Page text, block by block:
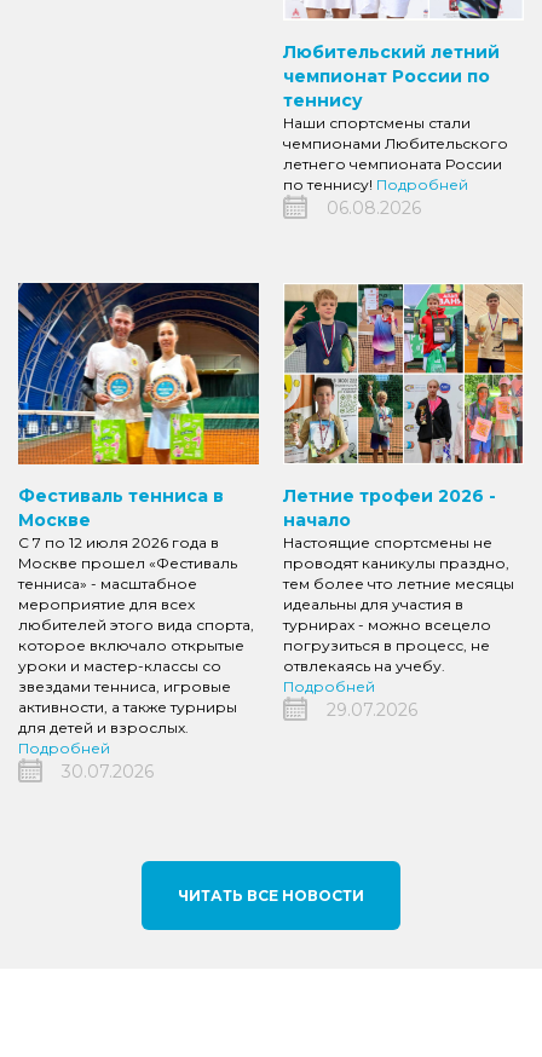
Любительский летний
чемпионат России по
теннису
Наши спортсмены стали
чемпионами Любительского
летнего чемпионата России
по теннису! Подробней
06.08.2026
Фестиваль тенниса в
Москве
С 7 по 12 июля 2026 года в
Москве прошел «Фестиваль
тенниса» - масштабное
мероприятие для всех
любителей этого вида спорта,
которое включало открытые
уроки и мастер-классы со
звездами тенниса, игровые
активности, а также турниры
для детей и взрослых.
Подробней
30.07.2026
Летние трофеи 2026 -
начало
Настоящие спортсмены не
проводят каникулы праздно,
тем более что летние месяцы
идеальны для участия в
турнирах - можно всецело
погрузиться в процесс, не
отвлекаясь на учебу.
Подробней
29.07.2026
ЧИТАТЬ ВСЕ НОВОСТИ